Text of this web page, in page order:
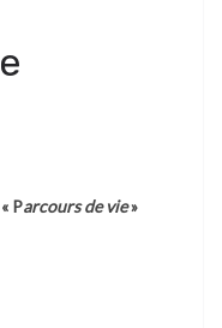
Parcours de vie»